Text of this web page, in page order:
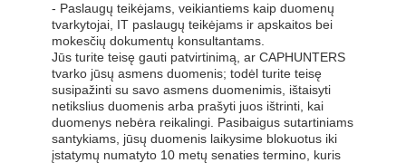
- Paslaugų teikėjams, veikiantiems kaip duomenų
tvarkytojai, IT paslaugų teikėjams ir apskaitos bei
mokesčių dokumentų konsultantams.
Jūs turite teisę gauti patvirtinimą, ar CAPHUNTERS
tvarko jūsų asmens duomenis; todėl turite teisę
susipažinti su savo asmens duomenimis, ištaisyti
netikslius duomenis arba prašyti juos ištrinti, kai
duomenys nebėra reikalingi. Pasibaigus sutartiniams
santykiams, jūsų duomenis laikysime blokuotus iki
įstatymų numatyto 10 metų senaties termino, kuris